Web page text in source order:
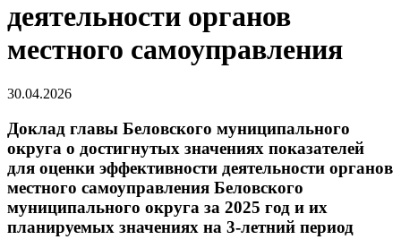
деятельности органов
местного самоуправления
30.04.2026
Доклад главы Беловского муниципального
округа о достигнутых значениях показателей
для оценки эффективности деятельности органов
местного самоуправления Беловского
муниципального округа за 2025 год и их
планируемых значениях на 3-летний период